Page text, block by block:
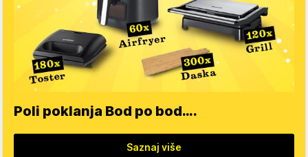
Poli poklanja Bod po bod….
Saznaj više